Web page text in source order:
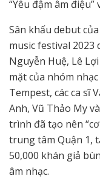
“Yêu đậm âm
Sân khấu debut
music festival
Nguyễn Huệ, Lê
mặt của nhóm
Tempest, các ca sĩ
Anh, Vũ Thảo My
trình đã tạo nên
trung tâm Quận 1,
50,000 khán giả
âm nhạc.